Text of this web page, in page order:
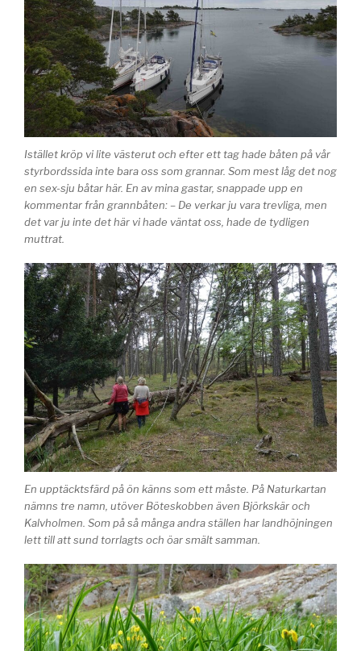
Istället kröp vi lite västerut och efter ett tag hade båten på vår
styrbordssida inte bara oss som grannar. Som mest låg det nog
en sex-sju båtar här. En av mina gastar, snappade upp en
kommentar från grannbåten: – De verkar ju vara trevliga, men
det var ju inte det här vi hade väntat oss, hade de tydligen
muttrat.
En upptäcktsfärd på ön känns som ett måste. På Naturkartan
nämns tre namn, utöver Böteskobben även Björkskär och
Kalvholmen. Som på så många andra ställen har landhöjningen
lett till att sund torrlagts och öar smält samman.